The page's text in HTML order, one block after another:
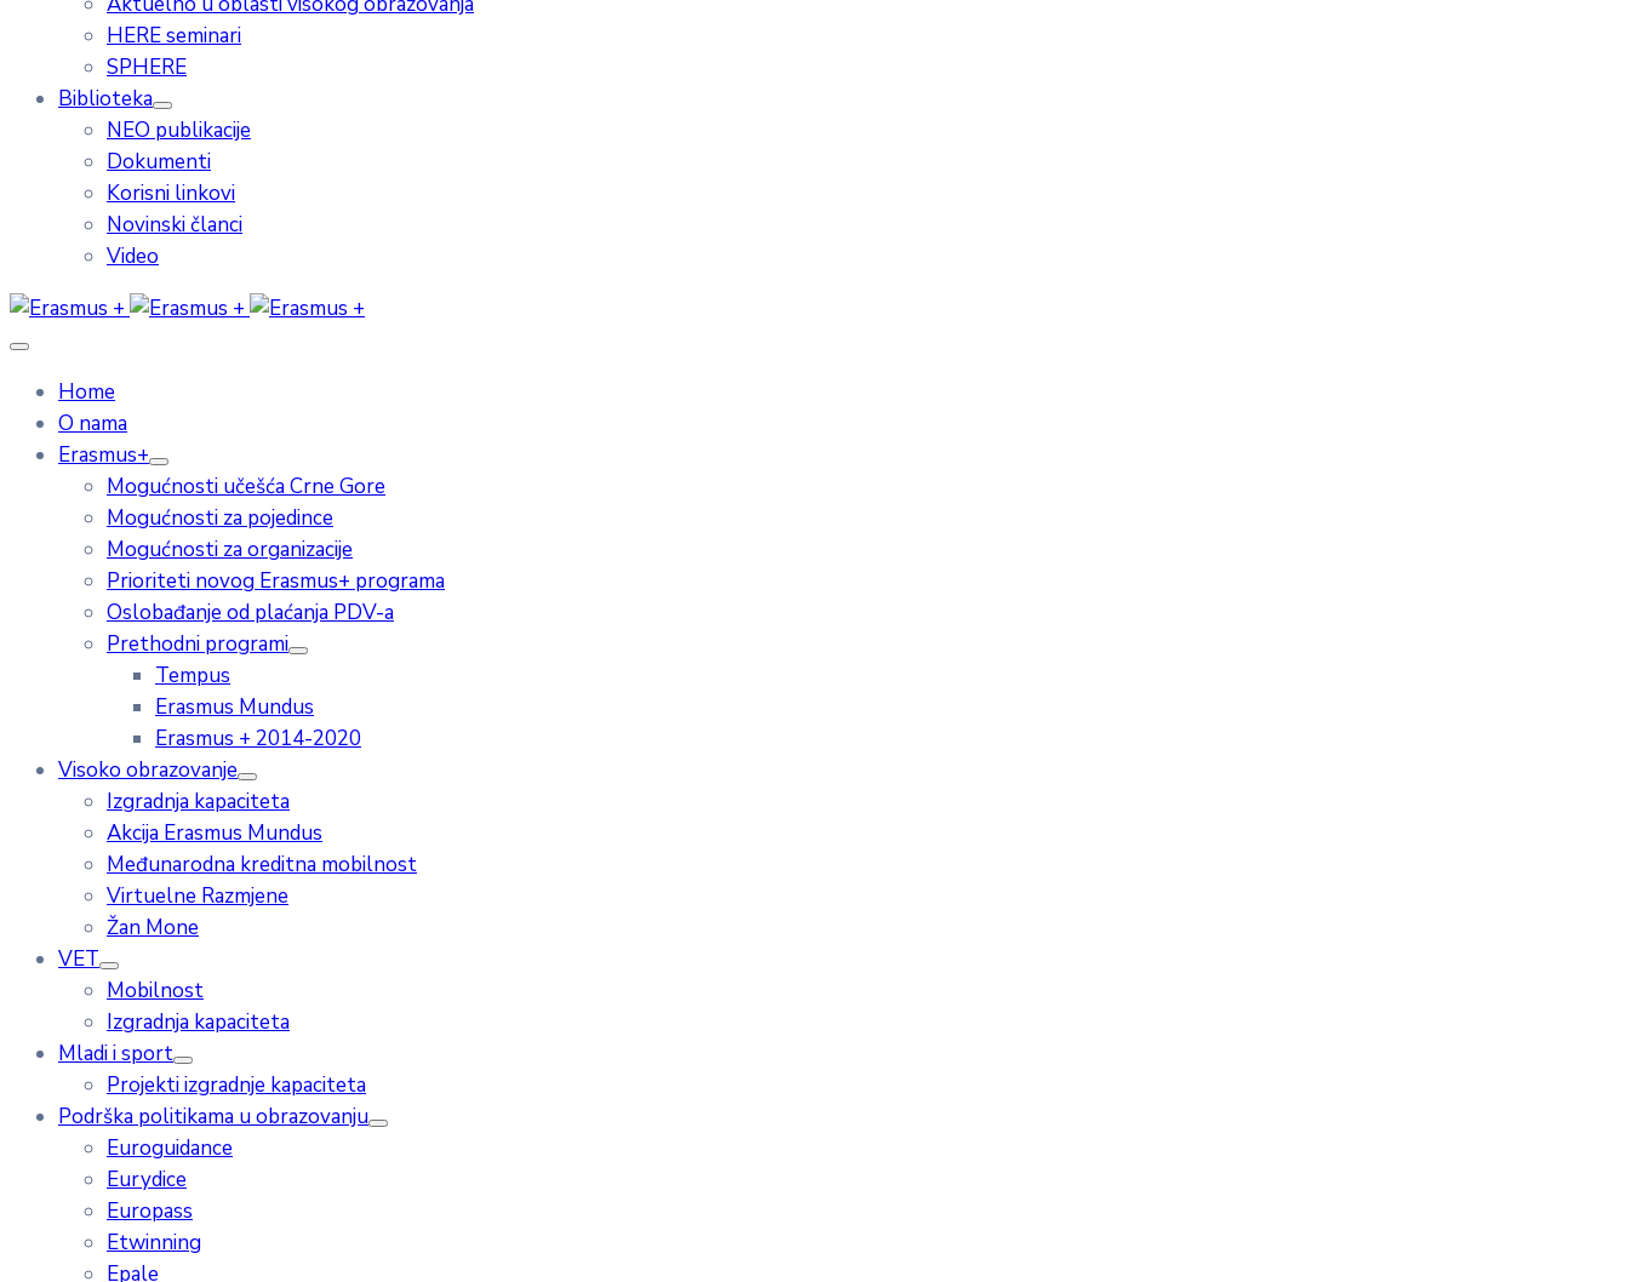
HERE seminari
SPHERE
Biblioteka
NEO publikacije
Dokumenti
Korisni linkovi
Novinski članci
Video
Home
O nama
Erasmus+
Mogućnosti učešća Crne Gore
Mogućnosti za pojedince
Mogućnosti za organizacije
Prioriteti novog Erasmus+ programa
Oslobađanje od plaćanja PDV-a
Prethodni programi
Tempus
Erasmus Mundus
Erasmus + 2014-2020
Visoko obrazovanje
Izgradnja kapaciteta
Akcija Erasmus Mundus
Međunarodna kreditna mobilnost
Virtuelne Razmjene
Žan Mone
VET
Mobilnost
Izgradnja kapaciteta
Mladi i sport
Projekti izgradnje kapaciteta
Podrška politikama u obrazovanju
Euroguidance
Eurydice
Europass
Etwinning
Epale